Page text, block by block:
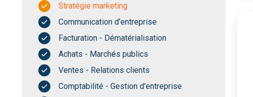
Stratégie marketing
Communication d’entreprise
Facturation - Dématérialisation
Achats - Marchés publics
Ventes - Relations clients
Comptabilité - Gestion d'entreprise